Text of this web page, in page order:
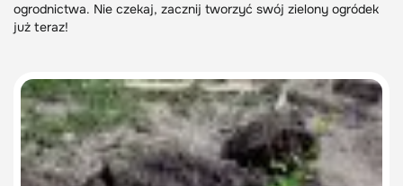
ogrodnictwa. Nie czekaj, zacznij tworzyć swój zielony ogródek
już teraz!